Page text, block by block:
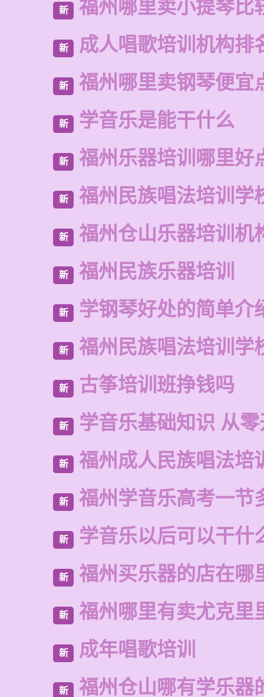
新 福州哪里卖小提琴比
新 成人唱歌培训机构排
新 福州哪里卖钢琴便宜
新 学音乐是能干什么
新 福州乐器培训哪里好
新 福州民族唱法培训学
新 福州仓山乐器培训机
新 福州民族乐器培训
新 学钢琴好处的简单介
新 福州民族唱法培训学
新 古筝培训班挣钱吗
新 学音乐基础知识 从
新 福州成人民族唱法培
新 福州学音乐高考一节
新 学音乐以后可以干什
新 福州买乐器的店在哪
新 福州哪里有卖尤克里
新 成年唱歌培训
新 福州仓山哪有学乐器